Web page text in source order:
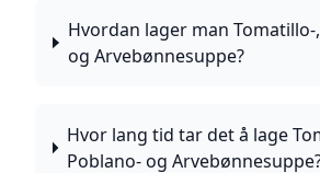
Hvordan lager man Tomatillo-
og Arvebønnesuppe?
Hvor lang tid tar det å lage
Poblano- og